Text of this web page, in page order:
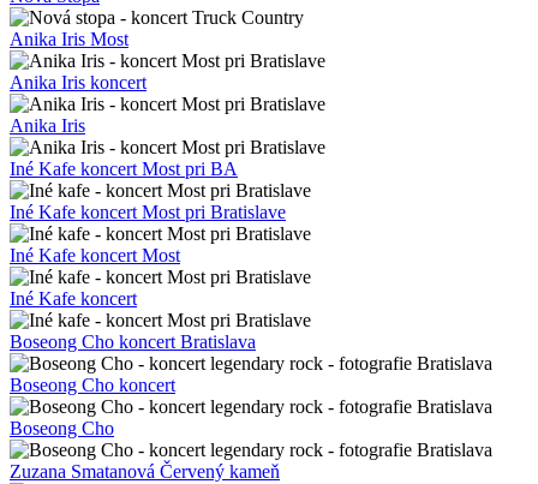
Anika Iris Most
Anika Iris koncert
Anika Iris
Iné Kafe koncert Most pri BA
Iné Kafe koncert Most pri Bratislave
Iné Kafe koncert Most
Iné Kafe koncert
Boseong Cho koncert Bratislava
Boseong Cho koncert
Boseong Cho
Zuzana Smatanová Červený kameň